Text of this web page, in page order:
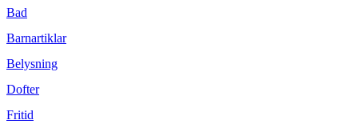
Bad
Barnartiklar
Belysning
Dofter
Fritid